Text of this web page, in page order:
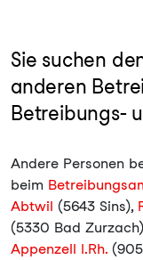
Sie suchen
anderen
Betreibungs-
Andere Personen
beim
Abtwil (5643 Sins),
(5330 Bad
Appenzell I.Rh.